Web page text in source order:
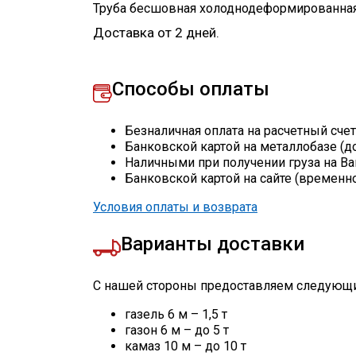
Труба бесшовная
Доставка от 2 дней.
Способы оплаты
Безналичная оплата на расчетный
Банковской картой на металлобазе
Наличными при получении груза на
Банковской картой на сайте
Условия оплаты и возврата
Варианты доставки
С нашей стороны предоставляем
газель 6 м – 1,5 т
газон 6 м – до 5 т
камаз 10 м – до 10 т